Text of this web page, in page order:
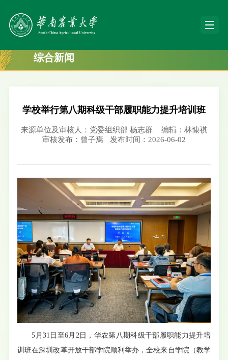
综合新闻
学校举行第八期科级干部履职能力提升培训班
来源单位及审核人：党委组织部 杨志群
编辑：林慷祺
审核发布：曾子焉
发布时间：2026-06-02
5月31日至6月2日，华农第八期科级干部履职能力提升培
训班在深圳改革开放干部学院顺利举办，全校来自学院（教学